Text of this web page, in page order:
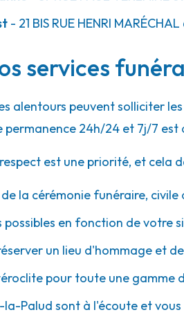
- 21 BIS RUE HENRI MARÉCHAL
services
alentours peuvent solliciter
24h/24 et 7j/7 est
est une priorité, et cela
la cérémonie funéraire, civile
en fonction de votre
un lieu d'hommage et
pour toute une gamme
Palud sont à l'écoute et